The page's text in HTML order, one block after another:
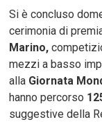
Si è concluso
cerimonia di
Marino,
mezzi a basso
alla Giornata
hanno percorso
suggestive della